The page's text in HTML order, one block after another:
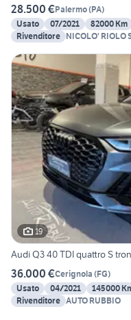
28.500 €Palermo(PA)
Usato
07/2021 82000 Km
Rivenditore NICOLO' RIOLO
19
Audi Q3 40 TDI quattro S
36.000 €Cerignola (FG)
Usato
04/2021 145000
Rivenditore AUTO RUBBIO